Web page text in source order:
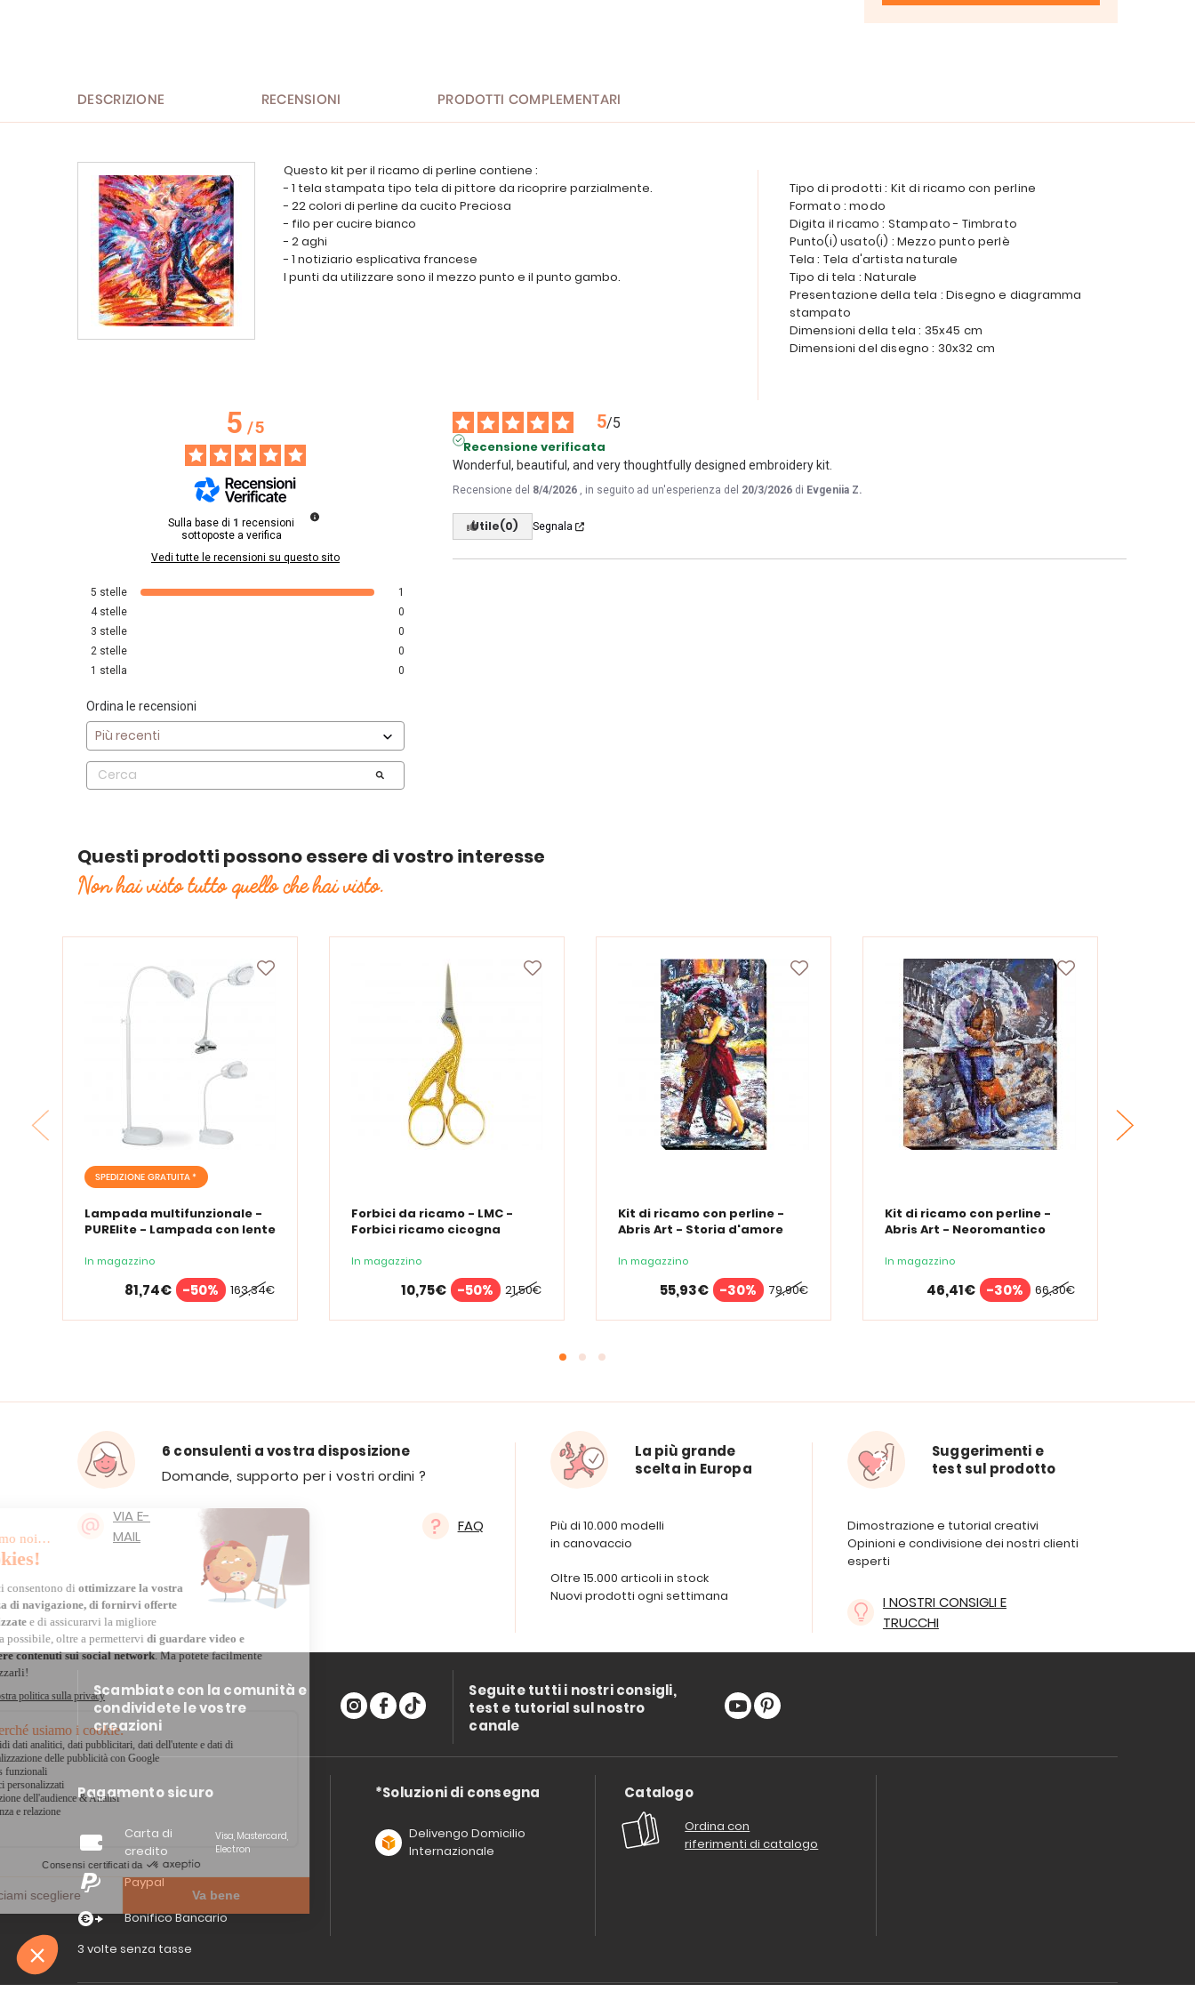
DESCRIZIONE RECENSIONI PRODOTTI COMPLEMENTARI
Questo kit per il ricamo di perline contiene :
- 1 tela stampata tipo tela di pittore da ricoprire parzialmente.
- 22 colori di perline da cucito Preciosa
- filo per cucire bianco
- 2 aghi
- 1 notiziario esplicativa francese
I punti da utilizzare sono il mezzo punto e il punto gambo.
Tipo di prodotti : Kit di ricamo con perline
Formato : modo
Digita il ricamo : Stampato - Timbrato
Punto(i) usato(i) : Mezzo punto perlè
Tela : Tela d'artista naturale
Tipo di tela : Naturale
Presentazione della tela : Disegno e diagramma
stampato
Dimensioni della tela : 35x45 cm
Dimensioni del disegno : 30x32 cm
5/5
Sulla base di 1 recensioni
sottoposte a verifica
Vedi tutte le recensioni su questo sito
5 stelle
1
4 stelle
0
3 stelle
0
2 stelle
0
1 stella 0
Ordina le recensioni
5/5
Recensione verificata
Wonderful, beautiful, and very thoughtfully designed embroidery kit.
Recensione del 8/4/2026 , in seguito ad un'esperienza del 20/3/2026 di Evgeniia Z.
Utile(0) Segnala
Questi prodotti possono essere di vostro interesse
Non hai visto tutto quello che hai visto.
SPEDIZIONE GRATUITA *
Lampada multifunzionale -
PURElite - Lampada con lente
Spectrum
In magazzino
163,34€
81,74€ -50%
Forbici da ricamo - LMC -
Forbici ricamo cicogna
In magazzino
21,50€
10,75€ -50%
Kit di ricamo con perline -
Abris Art - Storia d'amore
In magazzino
79,90€
55,93€ -30%
Kit di ricamo con perline -
Abris Art - Neoromantico
In magazzino
66,30€
46,41€ -30%
6 consulenti a vostra disposizione
Domande, supporto per i vostri ordini ?
VIA E-
MAIL
FAQ
La più grande
scelta in Europa
Più di 10.000 modelli
in canovaccio
Oltre 15.000 articoli in stock
Nuovi prodotti ogni settimana
Suggerimenti e
test sul prodotto
Dimostrazione e tutorial creativi
Opinioni e condivisione dei nostri clienti
esperti
I NOSTRI CONSIGLI E
TRUCCHI
Scambiate con la comunità e
condividete le vostre
creazioni
Seguite tutti i nostri consigli,
test e tutorial sul nostro
canale
Pagamento sicuro
Carta di
credito
Visa, Mastercard,
Electron
Paypal
Bonifico Bancario
3 volte senza tasse
*Soluzioni di consegna
Delivengo Domicilio
Internazionale
Catalogo
Ordina con
riferimenti di catalogo